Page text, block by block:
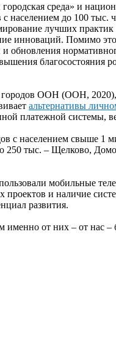
среда» и
до 100
лучших
инноваций. Помимо
обновления
благосостояния
ООН (ООН,
альтернативы
платежной системы,
с населением свыше 1
тыс. – Щелково,
мобильные
проектов и наличие
развития.
от них – от нас –